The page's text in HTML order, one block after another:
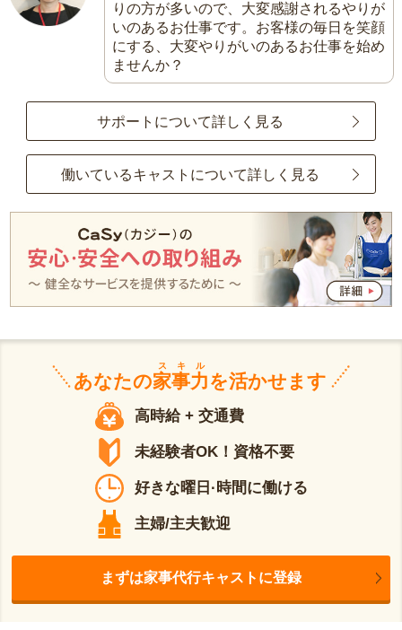
りの方が多いので、大変感謝されるやりが
いのあるお仕事です。お客様の毎日を笑顔
にする、大変やりがいのあるお仕事を始め
ませんか？
サポートについて詳しく見る
働いているキャストについて詳しく見る
あなたの家事力
スキル
を活かせます
高時給 + 交通費
未経験者OK！資格不要
好きな曜日·時間に働ける
主婦/主夫歓迎
まずは家事代行キャストに登録